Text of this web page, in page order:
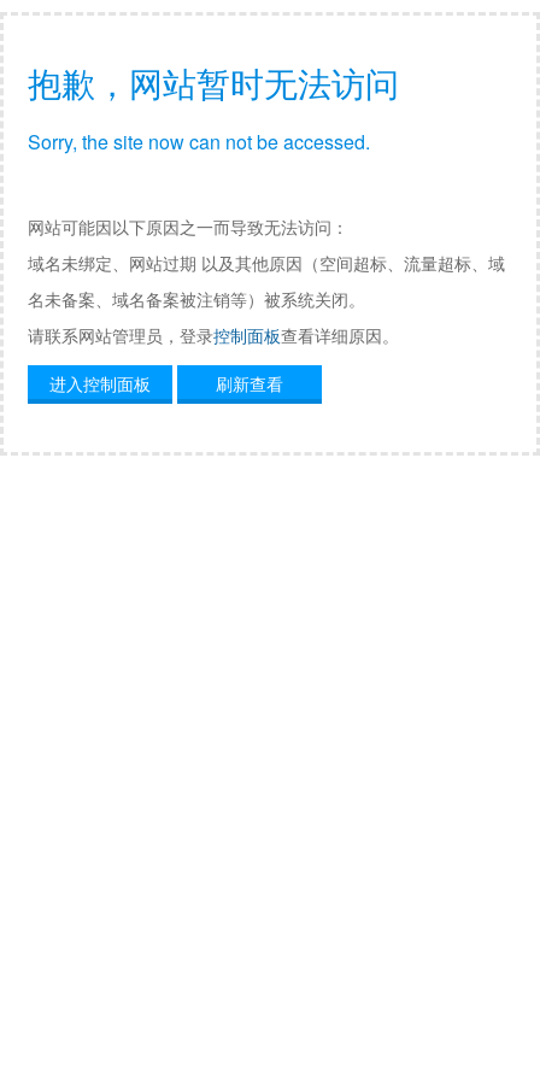
抱歉，网站暂时无法访问
Sorry, the site now can not be accessed.
网站可能因以下原因之一而导致无法访问：
域名未绑定、网站过期 以及其他原因（空间超标、流量超标、域
名未备案、域名备案被注销等）被系统关闭。
请联系网站管理员，登录控制面板查看详细原因。
进入控制面板
刷新查看